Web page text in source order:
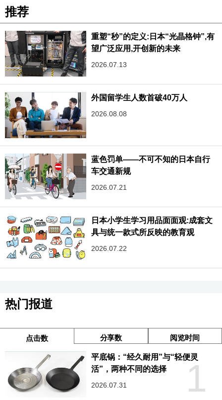
推荐
重塑“秒”的定义:日本“光晶格钟”,有
望广泛应用,开创新的未来
2026.07.13
外国留学生人数首破40万人
2026.08.08
蓝色罚单——不可不知的日本自行
车交通新规
2026.07.21
日本小学生学习用品面面观:成套文
具与统一款式所反映的教育观
2026.07.22
热门报道
点击数 分享数 阅览时间
1
平底锅：“经久耐用”与“轻便灵
活”，两种不同的选择
2026.07.31